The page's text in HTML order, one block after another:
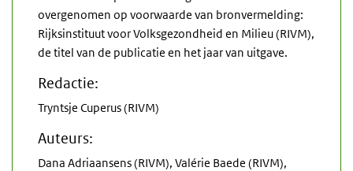
overgenomen op voorwaarde van bronvermelding:
Rijksinstituut voor Volksgezondheid en Milieu (RIVM),
de titel van de publicatie en het jaar van uitgave.
Redactie:
Tryntsje Cuperus (RIVM)
Auteurs:
Dana Adriaansens (RIVM), Valérie Baede (RIVM),